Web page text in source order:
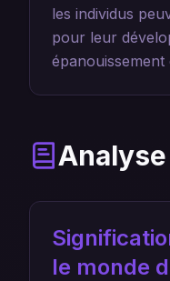
les individus
pour leur
épanouissement
le monde